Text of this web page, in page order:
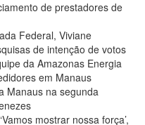
de prestadores de
Federal, Viviane
de intenção de votos
da Amazonas Energia
em Manaus
Manaus na segunda
mostrar nossa força’,